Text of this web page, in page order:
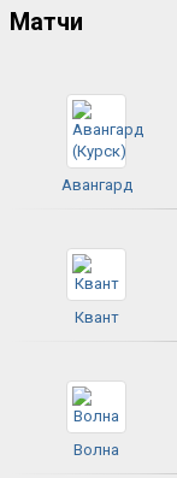
Матчи
Авангард
Квант
Волна